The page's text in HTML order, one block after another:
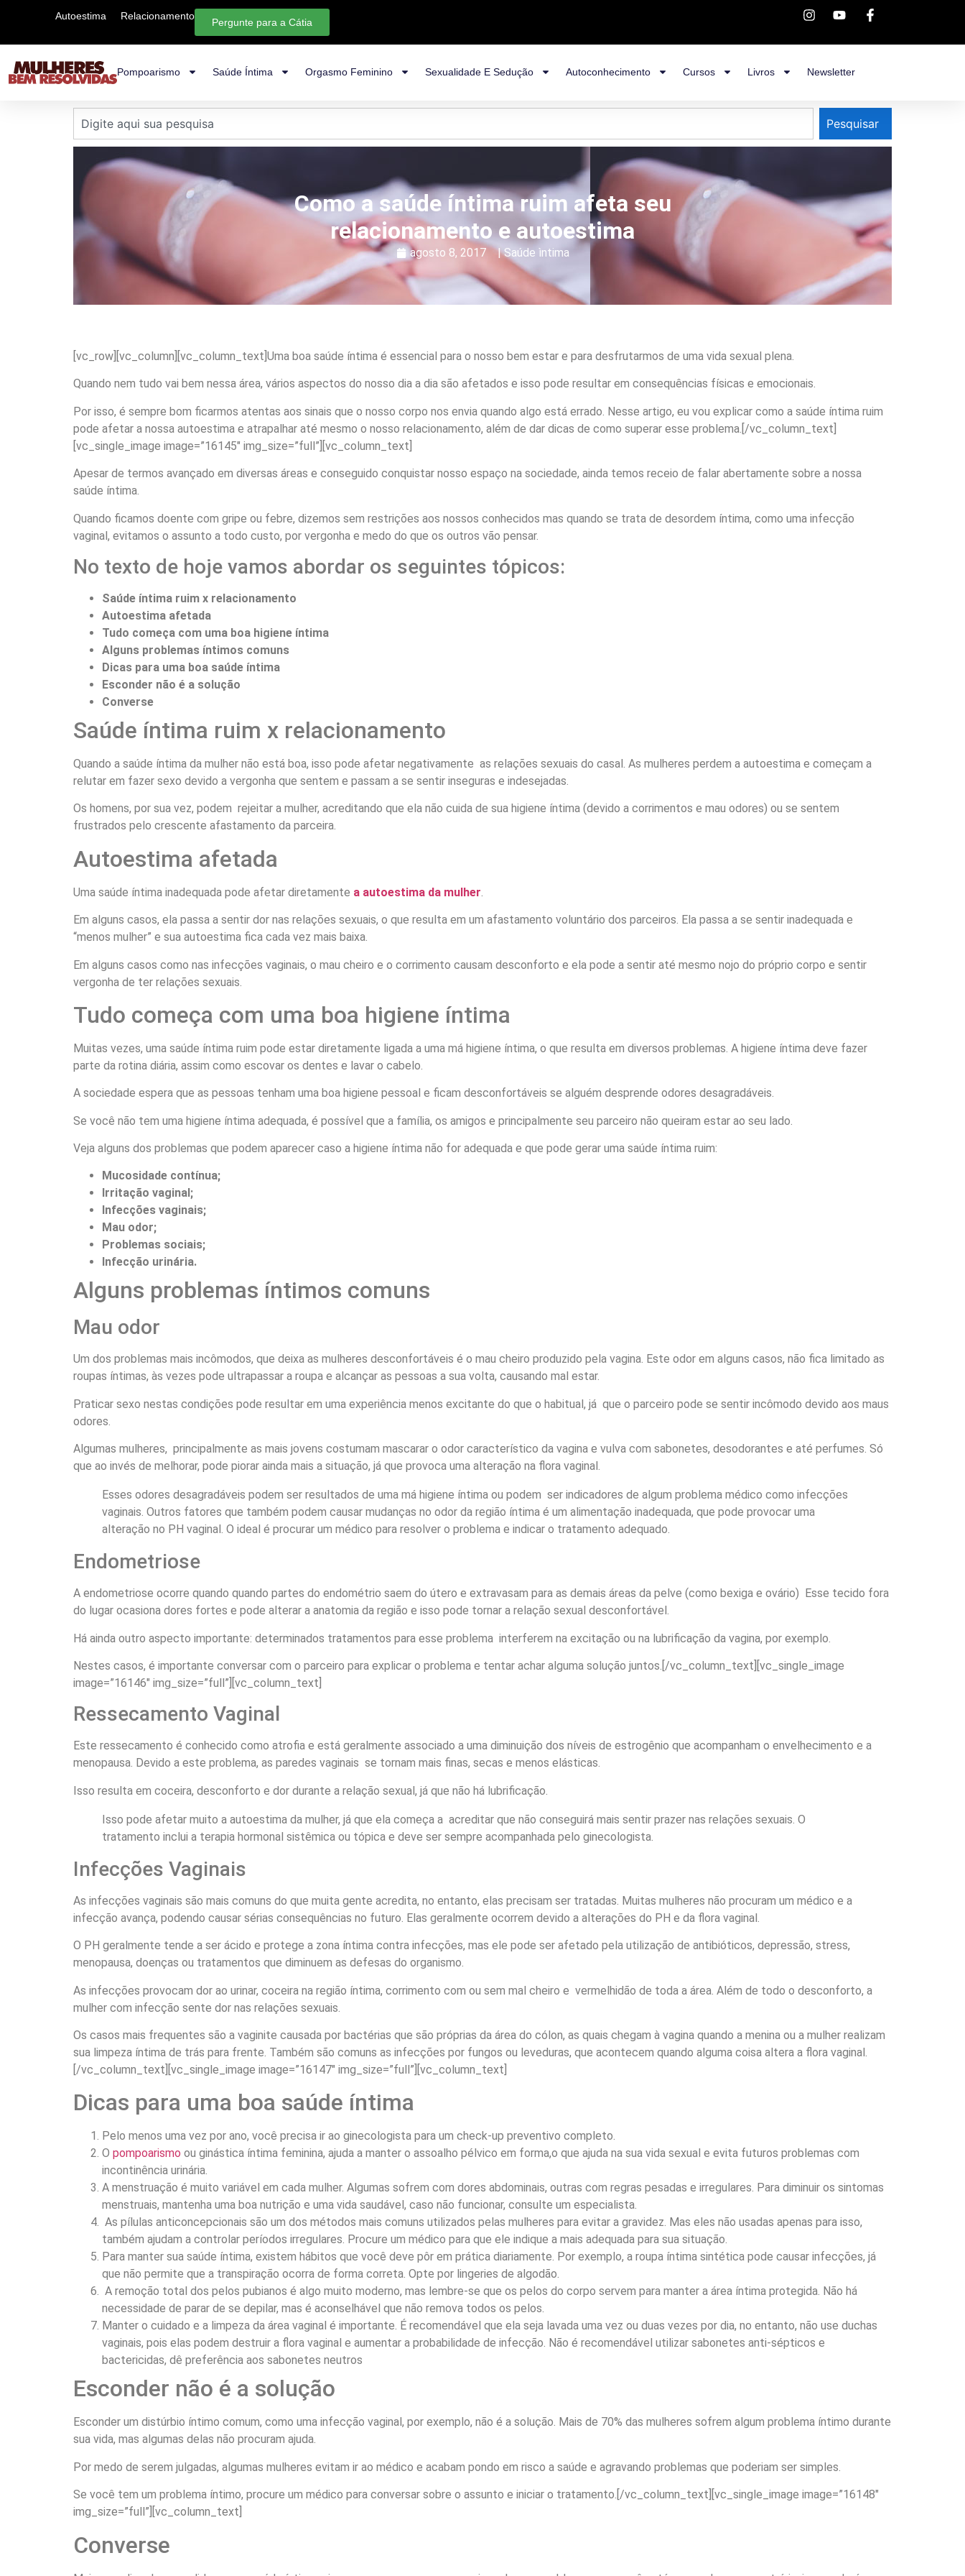
Autoestima Relacionamento
Pergunte para a Cátia
Pompoarismo Saúde Íntima Orgasmo Feminino Sexualidade E Sedução Autoconhecimento Cursos Livros Newsletter
Pesquisar
Como a saúde íntima ruim afeta seu
relacionamento e autoestima
agosto 8, 2017 |Saúde ìntima
[vc_row][vc_column][vc_column_text]Uma boa saúde íntima é essencial para o nosso bem estar e para desfrutarmos de uma vida sexual plena.
Quando nem tudo vai bem nessa área, vários aspectos do nosso dia a dia são afetados e isso pode resultar em consequências físicas e emocionais.
Por isso, é sempre bom ficarmos atentas aos sinais que o nosso corpo nos envia quando algo está errado. Nesse artigo, eu vou explicar como a saúde íntima ruim
pode afetar a nossa autoestima e atrapalhar até mesmo o nosso relacionamento, além de dar dicas de como superar esse problema.[/vc_column_text]
[vc_single_image image=”16145″ img_size=”full”][vc_column_text]
Apesar de termos avançado em diversas áreas e conseguido conquistar nosso espaço na sociedade, ainda temos receio de falar abertamente sobre a nossa
saúde íntima.
Quando ficamos doente com gripe ou febre, dizemos sem restrições aos nossos conhecidos mas quando se trata de desordem íntima, como uma infecção
vaginal, evitamos o assunto a todo custo, por vergonha e medo do que os outros vão pensar.
No texto de hoje vamos abordar os seguintes tópicos:
Saúde íntima ruim x relacionamento
Autoestima afetada
Tudo começa com uma boa higiene íntima
Alguns problemas íntimos comuns
Dicas para uma boa saúde íntima
Esconder não é a solução
Converse
Saúde íntima ruim x relacionamento
Quando a saúde íntima da mulher não está boa, isso pode afetar negativamente as relações sexuais do casal. As mulheres perdem a autoestima e começam a
relutar em fazer sexo devido a vergonha que sentem e passam a se sentir inseguras e indesejadas.
Os homens, por sua vez, podem rejeitar a mulher, acreditando que ela não cuida de sua higiene íntima (devido a corrimentos e mau odores) ou se sentem
frustrados pelo crescente afastamento da parceira.
Autoestima afetada
Uma saúde íntima inadequada pode afetar diretamente a autoestima da mulher
Em alguns casos, ela passa a sentir dor nas relações sexuais, o que resulta em um afastamento voluntário dos parceiros. Ela passa a se sentir inadequada e
“menos mulher” e sua autoestima fica cada vez mais baixa.
Em alguns casos como nas infecções vaginais, o mau cheiro e o corrimento causam desconforto e ela pode a sentir até mesmo nojo do próprio corpo e sentir
vergonha de ter relações sexuais.
Tudo começa com uma boa higiene íntima
Muitas vezes, uma saúde íntima ruim pode estar diretamente ligada a uma má higiene íntima, o que resulta em diversos problemas. A higiene íntima deve fazer
parte da rotina diária, assim como escovar os dentes e lavar o cabelo.
A sociedade espera que as pessoas tenham uma boa higiene pessoal e ficam desconfortáveis se alguém desprende odores desagradáveis.
Se você não tem uma higiene íntima adequada, é possível que a família, os amigos e principalmente seu parceiro não queiram estar ao seu lado.
Veja alguns dos problemas que podem aparecer caso a higiene íntima não for adequada e que pode gerar uma saúde íntima ruim:
Mucosidade contínua;
Irritação vaginal;
Infecções vaginais;
Mau odor;
Problemas sociais;
Infecção urinária.
Alguns problemas íntimos comuns
Mau odor
Um dos problemas mais incômodos, que deixa as mulheres desconfortáveis é o mau cheiro produzido pela vagina. Este odor em alguns casos, não fica limitado as
roupas íntimas, às vezes pode ultrapassar a roupa e alcançar as pessoas a sua volta, causando mal estar.
Praticar sexo nestas condições pode resultar em uma experiência menos excitante do que o habitual, já que o parceiro pode se sentir incômodo devido aos maus
odores.
Algumas mulheres, principalmente as mais jovens costumam mascarar o odor característico da vagina e vulva com sabonetes, desodorantes e até perfumes. Só
que ao invés de melhorar, pode piorar ainda mais a situação, já que provoca uma alteração na flora vaginal.
Esses odores desagradáveis podem ser resultados de uma má higiene íntima ou podem ser indicadores de algum problema médico como infecções
vaginais. Outros fatores que também podem causar mudanças no odor da região íntima é um alimentação inadequada, que pode provocar uma
alteração no PH vaginal. O ideal é procurar um médico para resolver o problema e indicar o tratamento adequado.
Endometriose
A endometriose ocorre quando quando partes do endométrio saem do útero e extravasam para as demais áreas da pelve (como bexiga e ovário) Esse tecido fora
do lugar ocasiona dores fortes e pode alterar a anatomia da região e isso pode tornar a relação sexual desconfortável.
Há ainda outro aspecto importante: determinados tratamentos para esse problema interferem na excitação ou na lubrificação da vagina, por exemplo.
Nestes casos, é importante conversar com o parceiro para explicar o problema e tentar achar alguma solução juntos.[/vc_column_text][vc_single_image
image=”16146″ img_size=”full”][vc_column_text]
Ressecamento Vaginal
Este ressecamento é conhecido como atrofia e está geralmente associado a uma diminuição dos níveis de estrogênio que acompanham o envelhecimento e a
menopausa. Devido a este problema, as paredes vaginais se tornam mais finas, secas e menos elásticas.
Isso resulta em coceira, desconforto e dor durante a relação sexual, já que não há lubrificação.
Isso pode afetar muito a autoestima da mulher, já que ela começa a acreditar que não conseguirá mais sentir prazer nas relações sexuais. O
tratamento inclui a terapia hormonal sistêmica ou tópica e deve ser sempre acompanhada pelo ginecologista.
Infecções Vaginais
As infecções vaginais são mais comuns do que muita gente acredita, no entanto, elas precisam ser tratadas. Muitas mulheres não procuram um médico e a
infecção avança, podendo causar sérias consequências no futuro. Elas geralmente ocorrem devido a alterações do PH e da flora vaginal.
O PH geralmente tende a ser ácido e protege a zona íntima contra infecções, mas ele pode ser afetado pela utilização de antibióticos, depressão, stress,
menopausa, doenças ou tratamentos que diminuem as defesas do organismo.
As infecções provocam dor ao urinar, coceira na região íntima, corrimento com ou sem mal cheiro e vermelhidão de toda a área. Além de todo o desconforto, a
mulher com infecção sente dor nas relações sexuais.
Os casos mais frequentes são a vaginite causada por bactérias que são próprias da área do cólon, as quais chegam à vagina quando a menina ou a mulher realizam
sua limpeza íntima de trás para frente. Também são comuns as infecções por fungos ou leveduras, que acontecem quando alguma coisa altera a flora vaginal.
[/vc_column_text][vc_single_image image=”16147″ img_size=”full”][vc_column_text]
Dicas para uma boa saúde íntima
Pelo menos uma vez por ano, você precisa ir ao ginecologista para um check-up preventivo completo.
O pompoarismo ou ginástica íntima feminina, ajuda a manter o assoalho pélvico em forma,o que ajuda na sua vida sexual e evita futuros problemas com
incontinência urinária.
A menstruação é muito variável em cada mulher. Algumas sofrem com dores abdominais, outras com regras pesadas ​​e irregulares. Para diminuir os sintomas
menstruais, mantenha uma boa nutrição e uma vida saudável, caso não funcionar, consulte um especialista.
As pílulas anticoncepcionais são um dos métodos mais comuns utilizados pelas mulheres para evitar a gravidez. Mas eles não usadas apenas para isso,
também ajudam a controlar períodos irregulares. Procure um médico para que ele indique a mais adequada para sua situação.
Para manter sua saúde íntima, existem hábitos que você deve pôr em prática diariamente. Por exemplo, a roupa íntima sintética pode causar infecções, já
que não permite que a transpiração ocorra de forma correta. Opte por lingeries de algodão.
A remoção total dos pelos pubianos é algo muito moderno, mas lembre-se que os pelos do corpo servem para manter a área íntima protegida. Não há
necessidade de parar de se depilar, mas é aconselhável que não remova todos os pelos.
Manter o cuidado e a limpeza da área vaginal é importante. É recomendável que ela seja lavada uma vez ou duas vezes por dia, no entanto, não use duchas
vaginais, pois elas podem destruir a flora vaginal e aumentar a probabilidade de infecção. Não é recomendável utilizar sabonetes anti-sépticos e
bactericidas, dê preferência aos sabonetes neutros
Esconder não é a solução
Esconder um distúrbio íntimo comum, como uma infecção vaginal, por exemplo, não é a solução. Mais de 70% das mulheres sofrem algum problema íntimo durante
sua vida, mas algumas delas não procuram ajuda.
Por medo de serem julgadas, algumas mulheres evitam ir ao médico e acabam pondo em risco a saúde e agravando problemas que poderiam ser simples.
Se você tem um problema íntimo, procure um médico para conversar sobre o assunto e iniciar o tratamento.[/vc_column_text][vc_single_image image=”16148″
img_size=”full”][vc_column_text]
Converse